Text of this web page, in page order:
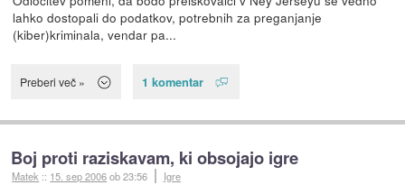
lahko dostopali do podatkov, potrebnih za preganjanje
(kiber)kriminala, vendar pa...
Preberi več » 1 komentar
Boj proti raziskavam, ki obsojajo igre
Matek :: 15. sep 2006ob 23:56 Igre